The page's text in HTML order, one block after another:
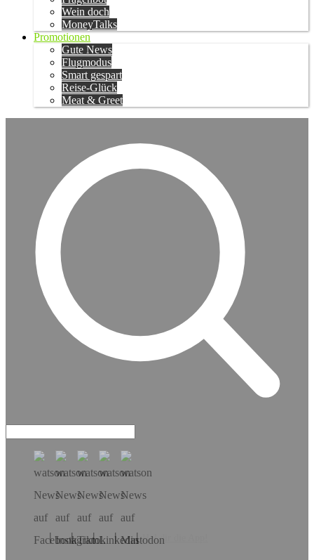
Wein doch
MoneyTalks
Promotionen
Gute News
Flugmodus
Smart gespart
Reise-Glück
Meat & Greet
Hol dir die App!